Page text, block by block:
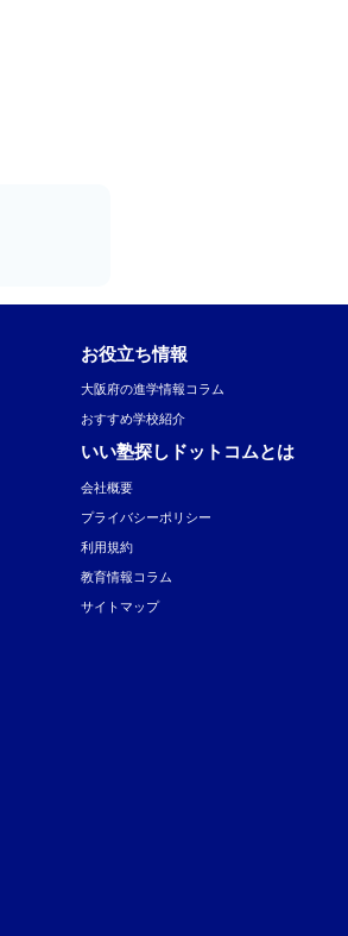
お役立ち情報
大阪府の進学情報コラム
おすすめ学校紹介
いい塾探しドットコムとは
会社概要
プライバシーポリシー
利用規約
教育情報コラム
サイトマップ